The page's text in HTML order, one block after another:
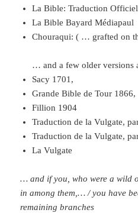
La Bible: Traduction
La Bible Bayard Médiapaul
Chouraqui: ( … grafted on
… and a few older versions
Sacy 1701,
Grande Bible de Tour 1866,
Fillion 1904
Traduction de la Vulgate,
Traduction de la Vulgate,
La Vulgate
… and if you, who were a wild
in among them,… / you have
remaining branches